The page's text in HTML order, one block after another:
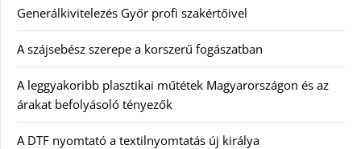
Generálkivitelezés Győr profi szakértőivel
A szájsebész szerepe a korszerű fogászatban
A leggyakoribb plasztikai műtétek Magyarországon és az
árakat befolyásoló tényezők
A DTF nyomtató a textilnyomtatás új királya